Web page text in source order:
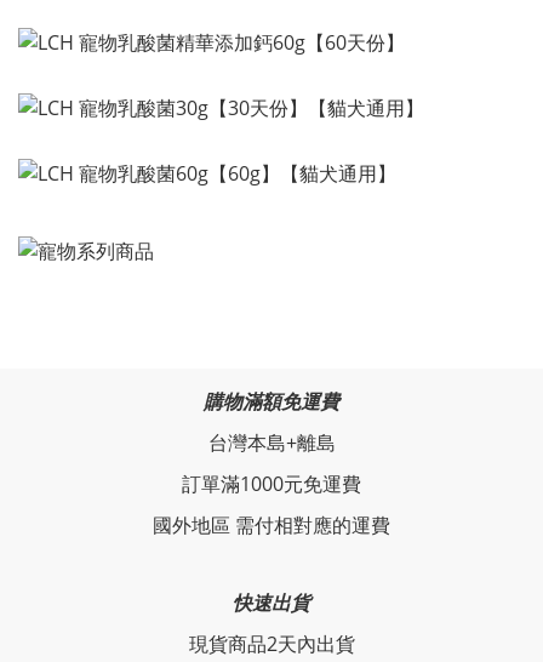
購物滿額免運費
台灣本島+離島
訂單滿1000元免運費
國外地區 需付相對應的運費
快速出貨
現貨商品2天內出貨